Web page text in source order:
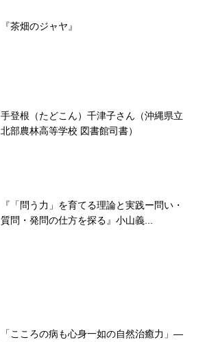
『茶畑のジャヤ』
手登根（たどこん）千津子さん（沖縄県立
北部農林高等学校 図書館司書）
『「問う力」を育てる理論と実践ー問い・
質問・発問の仕方を探る』小山義...
「こころの病も心身一如の自然治癒力」―